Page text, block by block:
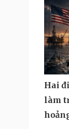
Hai
làm